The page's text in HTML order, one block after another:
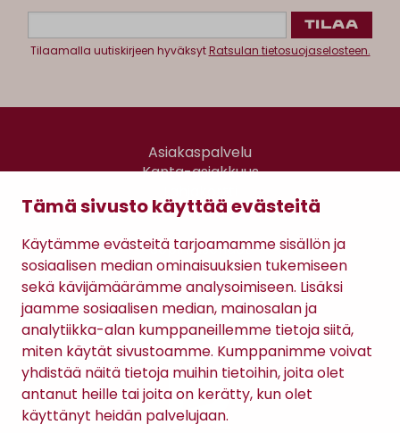
Tämä sivusto käyttää evästeitä
Käytämme evästeitä tarjoamamme sisällön ja
sosiaalisen median ominaisuuksien tukemiseen
sekä kävijämäärämme analysoimiseen. Lisäksi
jaamme sosiaalisen median, mainosalan ja
analytiikka-alan kumppaneillemme tietoja siitä,
miten käytät sivustoamme. Kumppanimme voivat
yhdistää näitä tietoja muihin tietoihin, joita olet
antanut heille tai joita on kerätty, kun olet
käyttänyt heidän palvelujaan.
Tilaamalla uutiskirjeen hyväksytRatsulan tietosuojaselosteen.
Asiakaspalvelu
Kanta-asiakkuus
Gomee Ratsula Café
Sopimusehdot
Tietosuojaseloste
Maksutavat